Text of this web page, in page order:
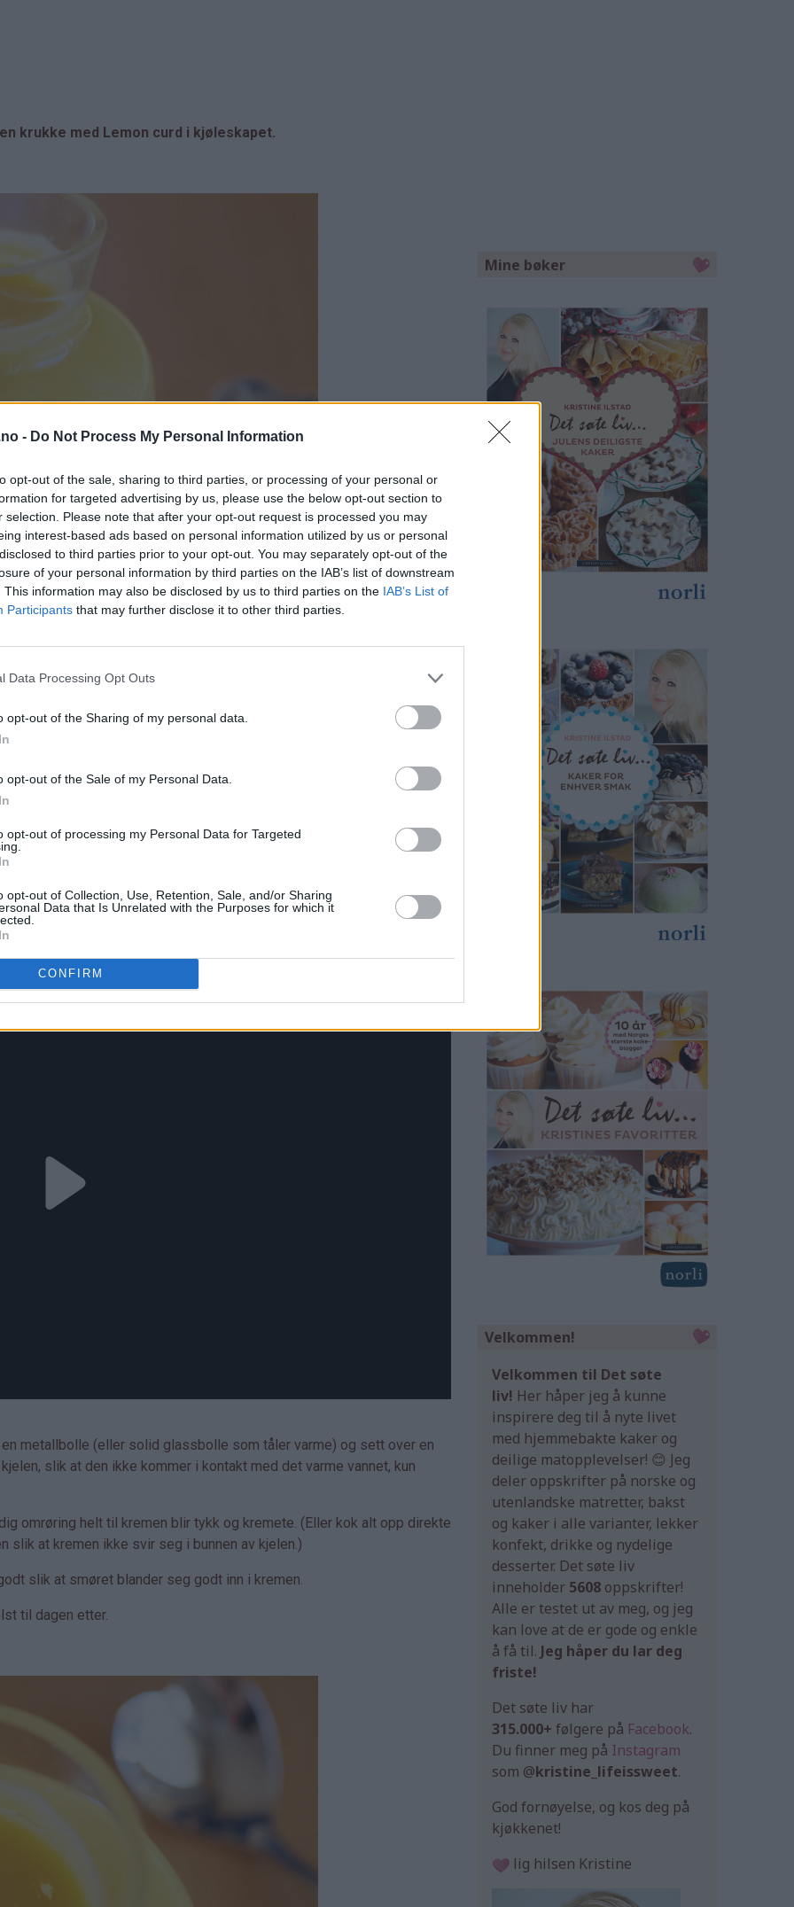
- Do Not Process My Personal Information
opt-out of the sale, sharing to third parties, or processing of your personal or
for targeted advertising by us, please use the below opt-out section to
selection. Please note that after your opt-out request is processed you may
interest-based ads based on personal information utilized by us or personal
to third parties prior to your opt-out. You may separately opt-out of the
of your personal information by third parties on the IAB’s list of downstream
This information may also be disclosed by us to third parties on the IAB’s List of
Participants that may further disclose it to other third parties.
Data Processing Opt Outs
opt-out of the Sharing of my personal data.
opt-out of the Sale of my Personal Data.
opt-out of processing my Personal Data for Targeted
opt-out of Collection, Use, Retention, Sale, and/or Sharing
Data that Is Unrelated with the Purposes for which it
CONFIRM
krukke med Lemon curd i kjøleskapet.
har blitt veldig populær i Norge også. Nydelig på alt fra desserter,
gjærbakst, og oppå scones eller hjemmelagde kjeks.
metallbolle (eller solid glassbolle som tåler varme) og sett over en
slik at den ikke kommer i kontakt med det varme vannet, kun
omrøring helt til kremen blir tykk og kremete. (Eller kok alt opp direkte
slik at kremen ikke svir seg i bunnen av kjelen.)
slik at smøret blander seg godt inn i kremen.
til dagen etter.
Mine bøker
Velkommen!
Velkommen til Det søte
liv! Her håper jeg å kunne
inspirere deg til å nyte livet
med hjemmebakte kaker og
deilige matopplevelser! 😊 Jeg
deler oppskrifter på norske og
utenlandske matretter, bakst
og kaker i alle varianter, lekker
konfekt, drikke og nydelige
desserter. Det søte liv
inneholder 5608 oppskrifter!
Alle er testet ut av meg, og jeg
kan love at de er gode og enkle
å få til. Jeg håper du lar deg
friste!
Det søte liv har
315.000+ følgere på Facebook.
Du finner meg på Instagram
som @kristine_lifeissweet.
God fornøyelse, og kos deg på
kjøkkenet!
lig hilsen Kristine